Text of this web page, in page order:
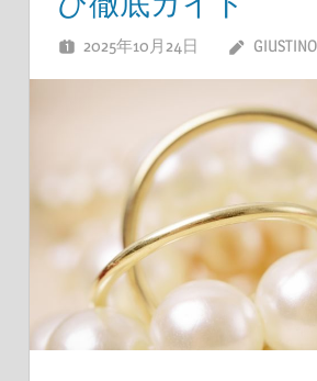
2025年10月24日 GIUSTINO